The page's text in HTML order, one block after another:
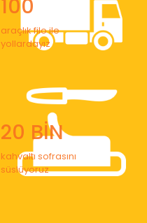
100
araçlık filo ile
yollardayız
20 BİN
kahvaltı sofrasını
süslüyoruz